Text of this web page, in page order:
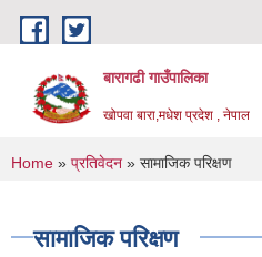
Skip to main content
बारागढी गाउँपालिका
खोपवा बारा,मधेश प्रदेश , नेपाल
You are here
Home » प्रतिवेदन » सामाजिक परिक्षण
सामाजिक परिक्षण